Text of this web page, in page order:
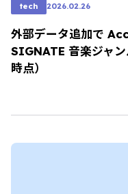
tech 2026.02.26
外部データ追加で
SIGNATE 音楽ジャ
時点）